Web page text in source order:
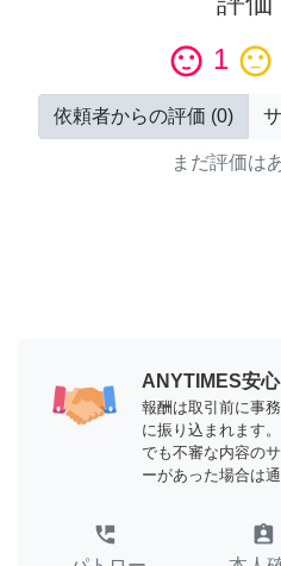
sentiment_satisfied 1 sentiment_neutral
依頼者からの評価 (0)
まだ評価は
ANYTIMES安
報酬は取引前に事
に振り込まれます
でも不審な内容の
ーがあった場合は
perm_phone_msg assignment_ind